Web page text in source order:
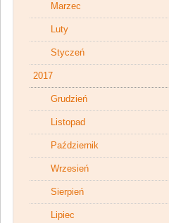
Marzec
Luty
Styczeń
2017
Grudzień
Listopad
Październik
Wrzesień
Sierpień
Lipiec